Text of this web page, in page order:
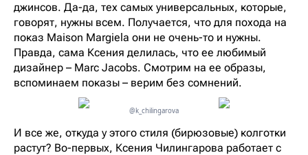
джинсов. Да-да, тех самых универсальных, которые,
говорят, нужны всем. Получается, что для похода на
показ Maison Margiela они не очень-то и нужны.
Правда, сама Ксения делилась, что ее любимый
дизайнер – Marc Jacobs. Смотрим на ее образы,
вспоминаем показы – верим без сомнений.
@k_chilingarova
И все же, откуда у этого стиля (бирюзовые) колготки
растут? Во-первых, Ксения Чилингарова работает с